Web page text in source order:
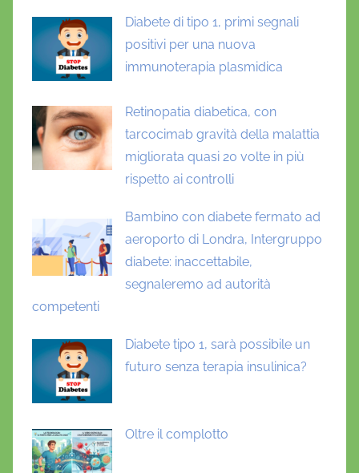
Diabete di tipo 1, primi segnali
positivi per una nuova
immunoterapia plasmidica
Retinopatia diabetica, con
tarcocimab gravità della malattia
migliorata quasi 20 volte in più
rispetto ai controlli
Bambino con diabete fermato ad
aeroporto di Londra, Intergruppo
diabete: inaccettabile,
segnaleremo ad autorità
competenti
Diabete tipo 1, sarà possibile un
futuro senza terapia insulinica?
Oltre il complotto